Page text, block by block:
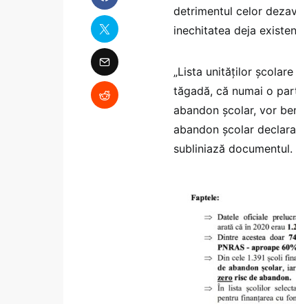
detrimentul celor
inechitatea deja
„Lista unităților
tăgadă, că numai o
abandon școlar, vor
abandon școlar
subliniază documentul.